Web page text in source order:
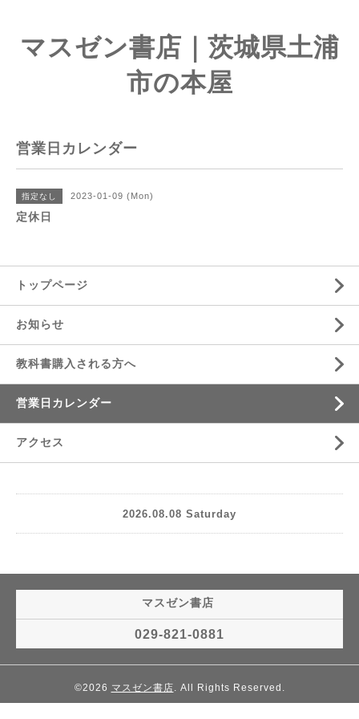
マスゼン書店｜茨城県土浦
市の本屋
営業日カレンダー
指定なし 2023-01-09 (Mon)
定休日
トップページ
お知らせ
教科書購入される方へ
営業日カレンダー
アクセス
2026.08.08 Saturday
マスゼン書店
029-821-0881
©2026 マスゼン書店. All Rights Reserved.